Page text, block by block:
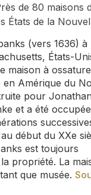
de 80 maisons
États de la
(vers 1636) à
États-
maison à
en Amérique du
pour
et a été
début du XXe
est toujours
propriété. La
que musée.